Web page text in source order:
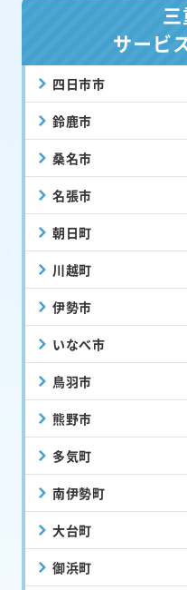
サービ
四日市市
鈴鹿市
桑名市
名張市
朝日町
川越町
伊勢市
いなべ市
鳥羽市
熊野市
多気町
南伊勢町
大台町
御浜町